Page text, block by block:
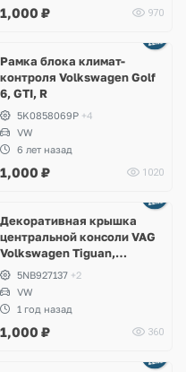
1,000 ₽ 970
Рамка блока климат-
контроля Volkswagen Golf
6, GTI, R
5K0858069P +4
VW
6 лет назад
1,000 ₽ 1020
Декоративная крышка
центральной консоли VAG
Volkswagen Tiguan,
Allspace, Taos, Seat Tarraco
5NB927137 +2
VW
1 год назад
1,000 ₽ 360